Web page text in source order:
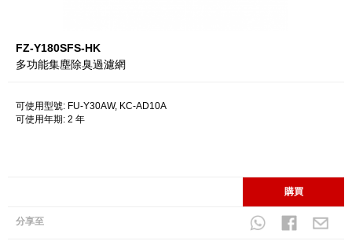
FZ-Y180SFS-HK
多功能集塵除臭過濾網
可使用型號: FU-Y30AW, KC-AD10A
可使用年期: 2 年
購買
分享至